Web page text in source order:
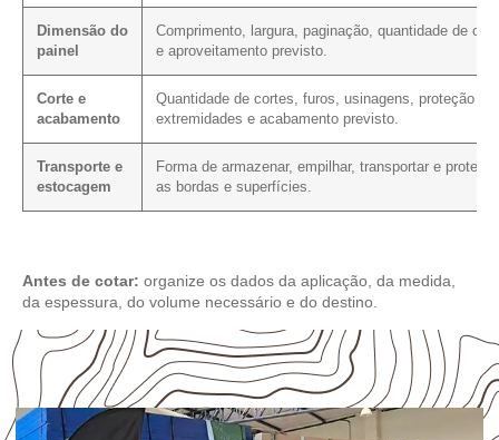
Dimensão do
painel
Comprimento, largura, paginação, quantidade de
e aproveitamento previsto.
Corte e
acabamento
Quantidade de cortes, furos, usinagens, proteção
extremidades e acabamento previsto.
Transporte e
estocagem
Forma de armazenar, empilhar, transportar e proteger
as bordas e superfícies.
Antes de cotar: organize os dados da aplicação, da medida,
da espessura, do volume necessário e do destino.